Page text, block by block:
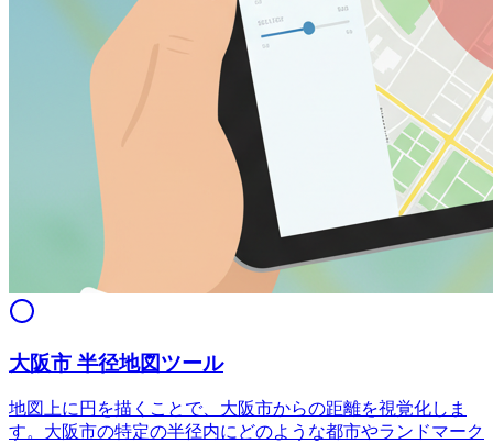
大阪市 半径地図ツール
地図上に円を描くことで、大阪市からの距離を視覚化しま
す。大阪市の特定の半径内にどのような都市やランドマーク